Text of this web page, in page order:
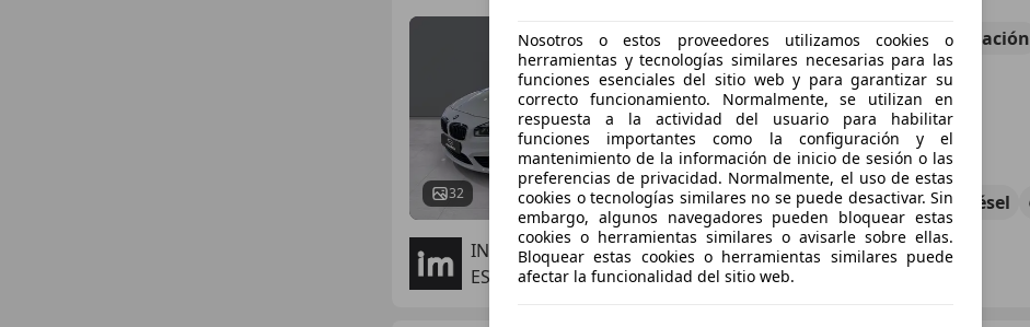
32
€ 12.9901 Sincomparación
03/2015 127.900 km Diésel
INTEGRAL MOTION VIGO
ES-36213 Vigo
Nosotros o estos proveedores utilizamos cookies o
herramientas y tecnologías similares necesarias para las
funciones esenciales del sitio web y para garantizar su
correcto funcionamiento. Normalmente, se utilizan en
respuesta a la actividad del usuario para habilitar
funciones importantes como la configuración y el
mantenimiento de la información de inicio de sesión o las
preferencias de privacidad. Normalmente, el uso de estas
cookies o tecnologías similares no se puede desactivar. Sin
embargo, algunos navegadores pueden bloquear estas
cookies o herramientas similares o avisarle sobre ellas.
Bloquear estas cookies o herramientas similares puede
afectar la funcionalidad del sitio web.